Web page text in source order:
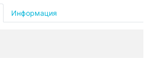
Информация